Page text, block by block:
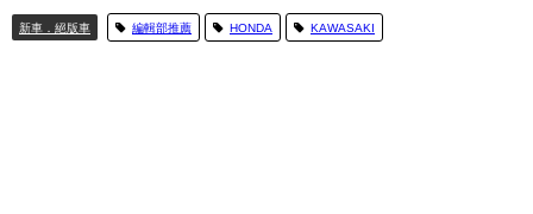
新車．絕版車 編輯部推薦 HONDA KAWASAKI